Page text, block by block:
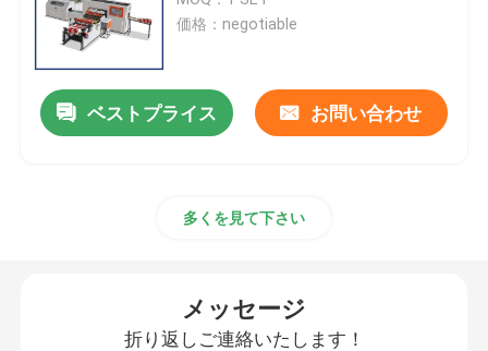
道の建設機械
土工の機械類
価格：negotiable
ベストプライス お問い合わせ
多くを見て下さい
メッセージ
折り返しご連絡いたします！